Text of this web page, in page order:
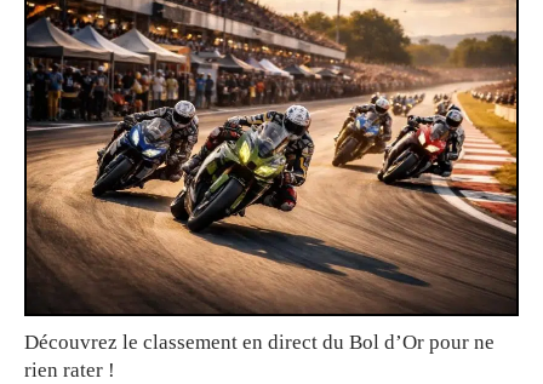
Découvrez le classement en direct du Bol d’Or pour ne
rien rater !